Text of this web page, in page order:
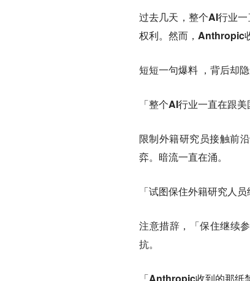
过去几天，整个AI行业
权利。然而，Anthropic
短短一句爆料 ，背后却
「整个AI行业一直在跟美
限制外籍研究员接触前
弈。暗流一直在涌。
「试图保住外籍研究人员
注意措辞，「保住继续
抗。
「Anthropic收到的那纸